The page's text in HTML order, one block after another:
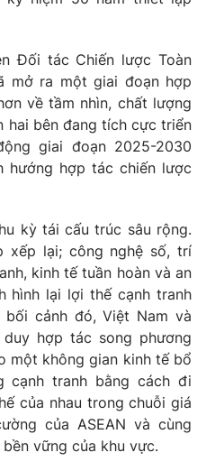
Đối tác Chiến lược Toàn
mở ra một giai đoạn hợp
về tầm nhìn, chất lượng
hai bên đang tích cực triển
giai đoạn 2025-2030
hướng hợp tác chiến lược
kỳ tái cấu trúc sâu rộng.
xếp lại; công nghệ số, trí
kinh tế tuần hoàn và an
hình lại lợi thế cạnh tranh
cảnh đó, Việt Nam và
hợp tác song phương
một không gian kinh tế bổ
tranh bằng cách đi
của nhau trong chuỗi giá
của ASEAN và cùng
vững của khu vực.